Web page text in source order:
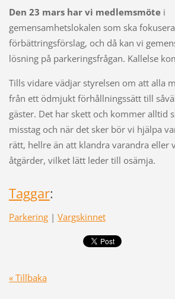
Den 23 mars har vi medlemsmöte i
gemensamhetslokalen som ska
förbättringsförslag, och då kan vi
lösning på parkeringsfrågan. Kallelse
Tills vidare vädjar styrelsen om att alla
från ett ödmjukt förhållningssätt till
gäster. Det har skett och kommer alltid
misstag och när det sker bör vi hjälpa
rätt, hellre än att klandra varandra eller
åtgärder, vilket lätt leder till osämja.
Taggar:
Parkering | Vargskinnet
« Tillbaka